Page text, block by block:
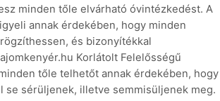
minden tőle elvárható óvintézkedést. A
annak érdekében, hogy minden
és bizonyítékkal
Korlátolt Felelősségű
tőle telhetőt annak érdekében, hogy
se sérüljenek, illetve semmisüljenek meg.